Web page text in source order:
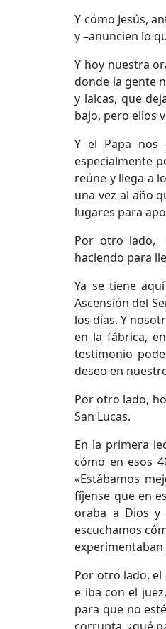
Y cómo Jesús,
y –anuncien lo
Y hoy nuestra
donde la gente
y laicas, que
bajo, pero ellos
Y el Papa nos
especialmente
reúne y llega a
una vez al año
lugares para
Por otro lado,
haciendo para
Ya se tiene
Ascensión del
los días. Y
en la fábrica,
testimonio
deseo en
Por otro lado,
San Lucas.
En la primera
cómo en esos
«Estábamos
fíjense que en
oraba a Dios y
escuchamos
experimentaban
Por otro lado, el
e iba con el
para que no